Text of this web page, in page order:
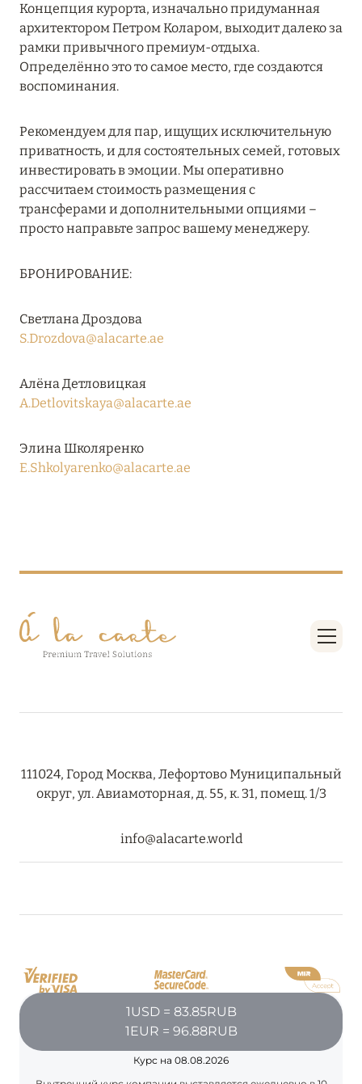
RIXOS PREMIUM SAADIYAT ISLAND ABU DHABI:
КОНЦЕПЦИЯ «ВСЁ ВКЛЮЧЕНО – ВСЁ
ЭКСКЛЮЗИВНО»
Подробнее
27 сентября 2024
HÔTEL BARRIÈRE LES NEIGES
Подробнее
Подробнее
HÔTEL BARRIÈRE LES NEIGES
20 августа 2024
Подробнее
08 августа 2024
THE NAUTILUS MALDIVES: МАНТЫ, КИТОВЫЕ
Подробнее
Концепция курорта, изначально придуманная
архитектором Петром Коларом, выходит далеко за
рамки привычного премиум-отдыха.
Определённо это то самое место, где создаются
воспоминания.
Рекомендуем для пар, ищущих исключительную
приватность, и для состоятельных семей, готовых
инвестировать в эмоции. Мы оперативно
рассчитаем стоимость размещения с
трансферами и дополнительными опциями –
просто направьте запрос вашему менеджеру.
БРОНИРОВАНИЕ:
Светлана Дроздова
S.Drozdova@alacarte.ae
Алёна Детловицкая
A.Detlovitskaya@alacarte.ae
Элина Школяренко
E.Shkolyarenko@alacarte.ae
111024, Город Москва, Лефортово Муниципальный
округ, ул. Авиамоторная, д. 55, к. 31, помещ. 1/3
info@alacarte.world
1USD = 83.85RUB
1EUR = 96.88RUB
Курс на 08.08.2026